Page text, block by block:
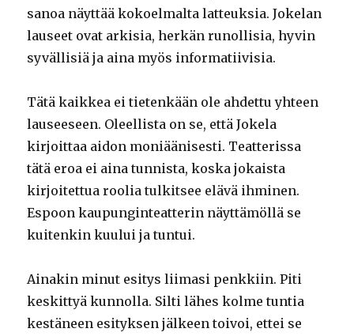
sanoa näyttää kokoelmalta latteuksia. Jokelan
lauseet ovat arkisia, herkän runollisia, hyvin
syvällisiä ja aina myös informatiivisia.
Tätä kaikkea ei tietenkään ole ahdettu yhteen
lauseeseen. Oleellista on se, että Jokela
kirjoittaa aidon moniäänisesti. Teatterissa
tätä eroa ei aina tunnista, koska jokaista
kirjoitettua roolia tulkitsee elävä ihminen.
Espoon kaupunginteatterin näyttämöllä se
kuitenkin kuului ja tuntui.
Ainakin minut esitys liimasi penkkiin. Piti
keskittyä kunnolla. Silti lähes kolme tuntia
kestäneen esityksen jälkeen toivoi, ettei se